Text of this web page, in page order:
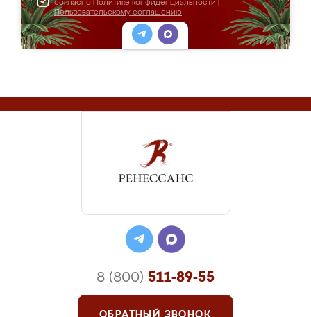
согласно Политике конфиденциальности
Пользовательскому соглашению
8 (800) 511-89-55
ОБРАТНЫЙ ЗВОНОК